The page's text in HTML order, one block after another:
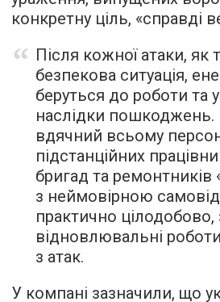
конкретну ціль, «справді
Після кожної атаки, як
безпекова ситуація,
беруться до роботи та
наслідки пошкоджень.
вдячний всьому
підстанційних
бригад та ремонтників
з неймовірною
практично
відновлювальні
з атак.
У компані зазначили, що